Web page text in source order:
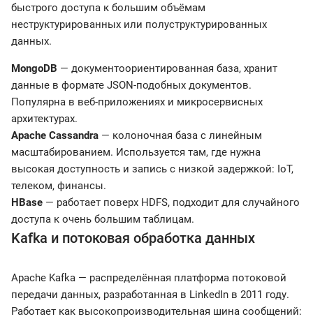
быстрого доступа к большим объёмам
неструктурированных или полуструктурированных
данных.
MongoDB — документоориентированная база, хранит
данные в формате JSON-подобных документов.
Популярна в веб-приложениях и микросервисных
архитектурах.
Apache Cassandra — колоночная база с линейным
масштабированием. Используется там, где нужна
высокая доступность и запись с низкой задержкой: IoT,
телеком, финансы.
HBase — работает поверх HDFS, подходит для случайного
доступа к очень большим таблицам.
Kafka и потоковая обработка данных
Apache Kafka — распределённая платформа потоковой
передачи данных, разработанная в LinkedIn в 2011 году.
Работает как высокопроизводительная шина сообщений: